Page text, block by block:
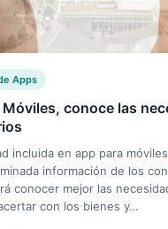
Apps
conoce las
incluida en app para
información de los
conocer mejor las
con los bienes y…